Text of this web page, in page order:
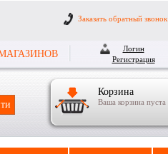
Заказать обратный звонок
Логин
Регистрация
Корзина
Ваша корзина пуста